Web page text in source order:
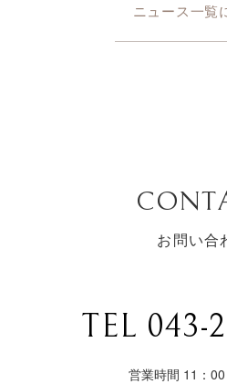
ニュース一覧
お問い合
TEL 043-
営業時間 11：